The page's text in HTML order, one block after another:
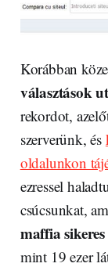
Korábban
választások
rekordot,
szerverünk, és
oldalunkon
ezressel
csúcsunkat,
maffia
mint 19 ezer